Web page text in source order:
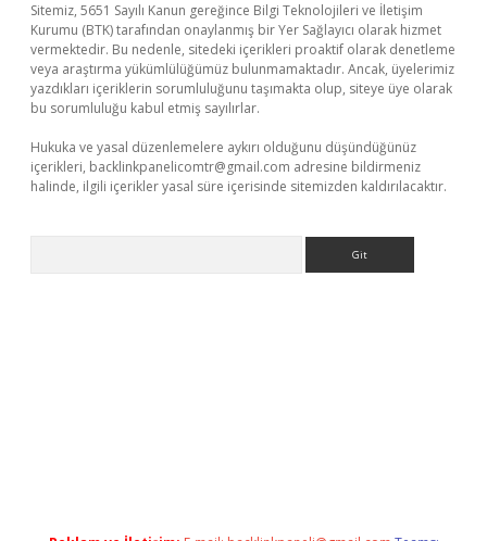
Sitemiz, 5651 Sayılı Kanun gereğince Bilgi Teknolojileri ve İletişim
Kurumu (BTK) tarafından onaylanmış bir Yer Sağlayıcı olarak hizmet
vermektedir. Bu nedenle, sitedeki içerikleri proaktif olarak denetleme
veya araştırma yükümlülüğümüz bulunmamaktadır. Ancak, üyelerimiz
yazdıkları içeriklerin sorumluluğunu taşımakta olup, siteye üye olarak
bu sorumluluğu kabul etmiş sayılırlar.
Hukuka ve yasal düzenlemelere aykırı olduğunu düşündüğünüz
içerikleri, backlinkpanelicomtr@gmail.com adresine bildirmeniz
halinde, ilgili içerikler yasal süre içerisinde sitemizden kaldırılacaktır.